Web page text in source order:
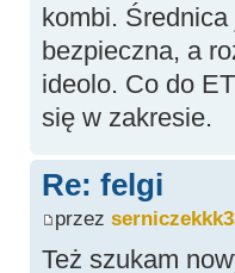
kombi.
bezpieczna, a
ideolo. Co do
się w zakresie.
Re: felgi
przez
Też szukam